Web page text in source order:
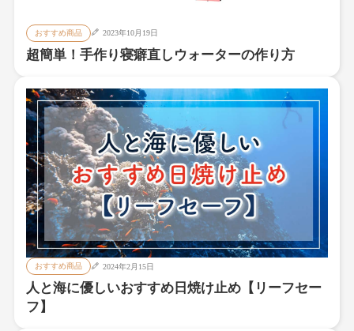
おすすめ商品 2023年10月19日
超簡単！手作り寝癖直しウォーターの作り方
おすすめ商品 2024年2月15日
人と海に優しいおすすめ日焼け止め【リーフセー
フ】